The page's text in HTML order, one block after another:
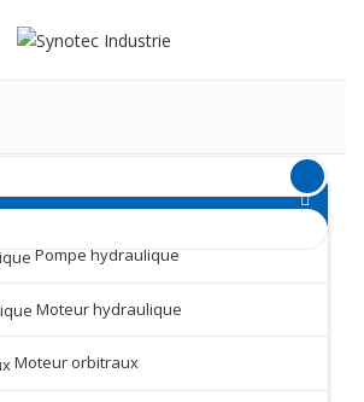
Pompe hydraulique
Moteur hydraulique
Moteur orbitraux